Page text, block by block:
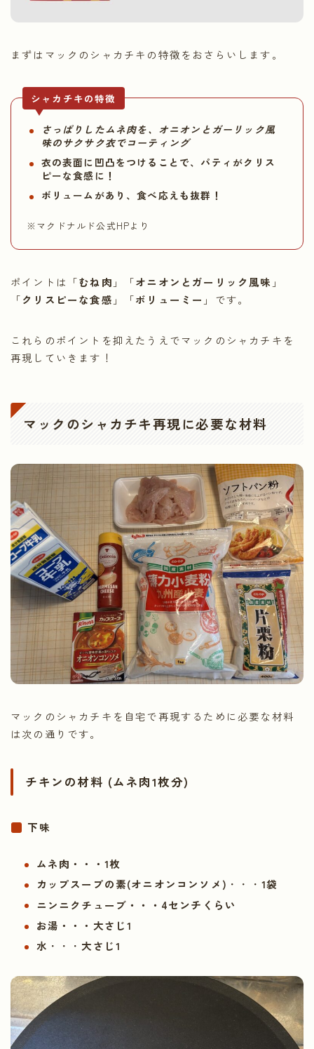
まずはマックのシャカチキの特徴をおさらいします。
シャカチキの特徴
さっぱりしたムネ肉を、オニオンとガーリック風
味のサクサク衣でコーティング
衣の表面に凹凸をつけることで、パティがクリス
ピーな食感に！
ボリュームがあり、食べ応えも抜群！
※マクドナルド公式HPより
ポイントは「むね肉 」「オニオンとガーリック風味 」
「クリスピーな食感 」「ボリューミー 」です。
これらのポイントを抑えたうえでマックのシャカチキを
再現していきます！
マックのシャカチキ再現に必要な材料
マックのシャカチキを自宅で再現するために必要な材料
は次の通りです。
チキンの材料 (ムネ肉1枚分)
下味
ムネ肉・・・1枚
カップスープの素(オニオンコンソメ) ・・・ 1袋
ニンニクチューブ ・・・4センチくらい
お湯・・・大さじ1
水 ・・・ 大さじ1